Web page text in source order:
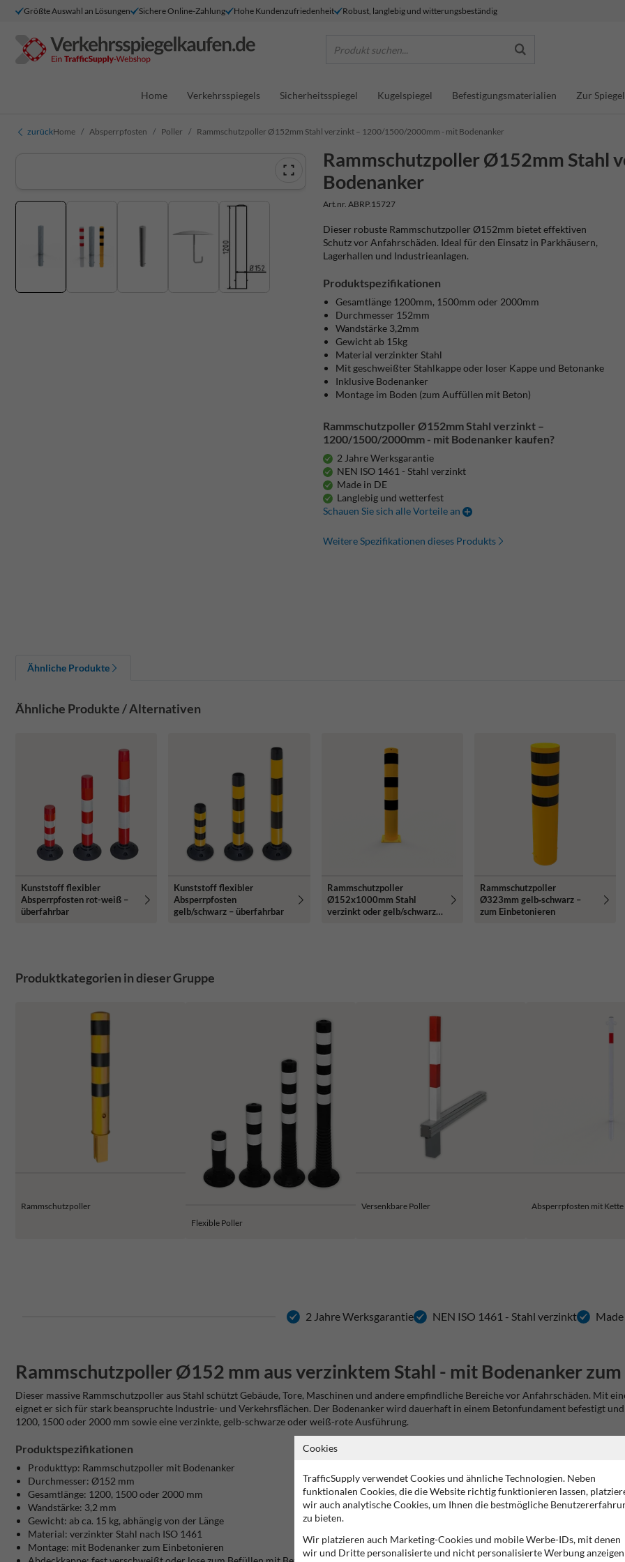
Größte Auswahl an Lösungen Sichere Online-Zahlung Hohe Kundenzufriedenheit Robust, langlebig und witterungsbeständig
Produkt suchen...
Home Verkehrsspiegels Sicherheitsspiegel Kugelspiegel Befestigungsmaterialien Zur
zurückHome Absperrpfosten Poller Rammschutzpoller Ø152mm Stahl verzinkt – 1200/1500/2000mm - mit Bodenanker
Rammschutzpoller Ø152mm Stahl
Bodenanker
Art.nr. ABRP.15727
Dieser robuste Rammschutzpoller Ø152mm bietet effektiven
Schutz vor Anfahrschäden. Ideal für den Einsatz in Parkhäusern,
Lagerhallen und Industrieanlagen.
Produktspezifikationen
Gesamtlänge 1200mm, 1500mm oder 2000mm
Durchmesser 152mm
Wandstärke 3,2mm
Gewicht ab 15kg
Material verzinkter Stahl
Mit geschweißter Stahlkappe oder loser Kappe und Betonanke
Inklusive Bodenanker
Montage im Boden (zum Auffüllen mit Beton)
Rammschutzpoller Ø152mm Stahl verzinkt –
1200/1500/2000mm - mit Bodenanker kaufen?
2 Jahre Werksgarantie
NEN ISO 1461 - Stahl verzinkt
Made in DE
Langlebig und wetterfest
Schauen Sie sich alle Vorteile an
Weitere Spezifikationen dieses Produkts
Ähnliche Produkte
Ähnliche Produkte / Alternativen
Kunststoff flexibler
Absperrpfosten rot-weiß –
überfahrbar
Kunststoff flexibler
Absperrpfosten
gelb/schwarz – überfahrbar
Rammschutzpoller
Ø152x1000mm Stahl
verzinkt oder gelb/schwarz -
Rammschutzpoller
Ø323mm gelb‑schwarz –
zum Einbetonieren
Produktkategorien in dieser Gruppe
Rammschutzpoller
Flexible Poller
Versenkbare Poller Absperrpfosten mit Kette
2 Jahre Werksgarantie NEN ISO 1461 - Stahl verzinkt
Rammschutzpoller Ø152 mm aus verzinktem Stahl - mit Bodenanker
Dieser massive Rammschutzpoller aus Stahl schützt Gebäude, Tore, Maschinen und andere empfindliche Bereiche vor Anfahrschäden. Mit
eignet er sich für stark beanspruchte Industrie- und Verkehrsflächen. Der Bodenanker wird dauerhaft in einem Betonfundament befestigt
1200, 1500 oder 2000 mm sowie eine verzinkte, gelb-schwarze oder weiß-rote Ausführung.
Produktspezifikationen
Produkttyp: Rammschutzpoller mit Bodenanker
Durchmesser: Ø152 mm
Gesamtlänge: 1200, 1500 oder 2000 mm
Wandstärke: 3,2 mm
Gewicht: ab ca. 15 kg, abhängig von der Länge
Material: verzinkter Stahl nach ISO 1461
Montage: mit Bodenanker zum Einbetonieren
Cookies
TrafficSupply verwendet Cookies und ähnliche Technologien. Neben
funktionalen Cookies, die die Website richtig funktionieren lassen,
wir auch analytische Cookies, um Ihnen die bestmögliche
zu bieten.
Wir platzieren auch Marketing-Cookies und mobile Werbe-IDs, mit denen
wir und Dritte personalisierte und nicht personalisierte Werbung anzeigen